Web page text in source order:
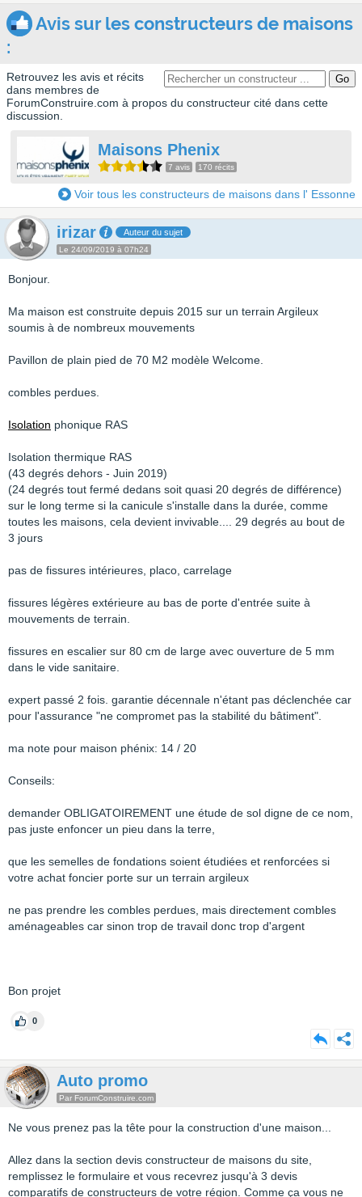
Avis sur les constructeurs de maisons
:
Retrouvez les avis et récits
dans membres de
ForumConstruire.com à propos du constructeur cité dans cette
discussion.
Maisons Phenix
7 avis 170 récits
Voir tous les constructeurs de maisons dans l' Essonne
irizar Auteur du sujet
Le 24/09/2019 à 07h24
Bonjour.
Ma maison est construite depuis 2015 sur un terrain Argileux
soumis à de nombreux mouvements
Pavillon de plain pied de 70 M2 modèle Welcome.
combles perdues.
Isolation phonique RAS
Isolation thermique RAS
(43 degrés dehors - Juin 2019)
(24 degrés tout fermé dedans soit quasi 20 degrés de différence)
sur le long terme si la canicule s'installe dans la durée, comme
toutes les maisons, cela devient invivable.... 29 degrés au bout de
3 jours
pas de fissures intérieures, placo, carrelage
fissures légères extérieure au bas de porte d'entrée suite à
mouvements de terrain.
fissures en escalier sur 80 cm de large avec ouverture de 5 mm
dans le vide sanitaire.
expert passé 2 fois. garantie décennale n'étant pas déclenchée car
pour l'assurance "ne compromet pas la stabilité du bâtiment".
ma note pour maison phénix: 14 / 20
Conseils:
demander OBLIGATOIREMENT une étude de sol digne de ce nom,
pas juste enfoncer un pieu dans la terre,
que les semelles de fondations soient étudiées et renforcées si
votre achat foncier porte sur un terrain argileux
ne pas prendre les combles perdues, mais directement combles
aménageables car sinon trop de travail donc trop d'argent
Bon projet
0
Auto promo
Par ForumConstruire.com
Ne vous prenez pas la tête pour la construction d'une maison...
Allez dans la section devis constructeur de maisons du site,
remplissez le formulaire et vous recevrez jusqu'à 3 devis
comparatifs de constructeurs de votre région. Comme ça vous ne